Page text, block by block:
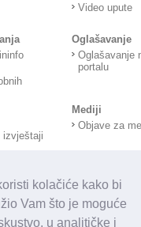
kolačiće kako bi
Vam što je moguće
u analitičke i
Video upute
izvještaji
Oglašavanje
Oglašavanje
portalu
Mediji
Objave za